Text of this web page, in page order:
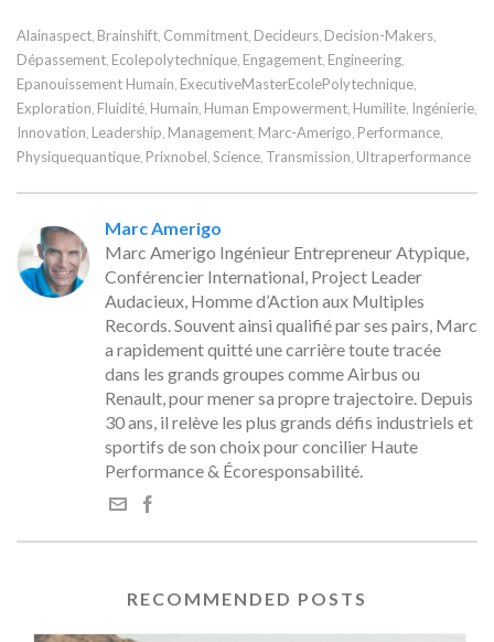
Alainaspect Brainshift Commitment Decideurs Decision-Makers
Dépassement Ecolepolytechnique Engagement Engineering
Epanouissement Humain ExecutiveMasterEcolePolytechnique
Exploration Fluidité Humain Human Empowerment Humilite Ingénierie
Innovation Leadership Management Marc-Amerigo Performance
Physiquequantique Prixnobel Science Transmission Ultraperformance
Marc Amerigo
Marc Amerigo Ingénieur Entrepreneur Atypique,
Conférencier International, Project Leader
Audacieux, Homme d’Action aux Multiples
Records. Souvent ainsi qualifié par ses pairs, Marc
a rapidement quitté une carrière toute tracée
dans les grands groupes comme Airbus ou
Renault, pour mener sa propre trajectoire. Depuis
30 ans, il relève les plus grands défis industriels et
sportifs de son choix pour concilier Haute
Performance & Écoresponsabilité.
RECOMMENDED POSTS